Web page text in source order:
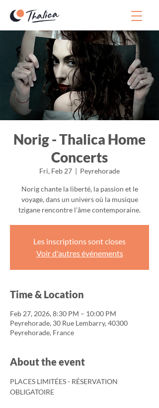
Norig - Thalica Home
Concerts
Fri, Feb 27
  |
Peyrehorade
Norig chante la liberté, la passion et le
voyage, dans un univers où la musique
tzigane rencontre l’âme contemporaine.
Les inscriptions sont closes
Voir d'autres événements
Time & Location
Feb 27, 2026, 8:30 PM – 10:00 PM
Peyrehorade, 30 Rue Lembarry, 40300
Peyrehorade, France
About the event
PLACES LIMITÉES - RÉSERVATION
OBLIGATOIRE